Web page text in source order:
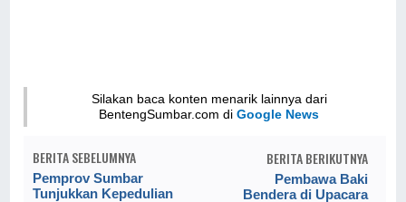
Silakan baca konten menarik lainnya dari
BentengSumbar.com diGoogle News
BERITA SEBELUMNYA
Pemprov Sumbar
Tunjukkan Kepedulian
BERITA BERIKUTNYA
Pembawa Baki
Bendera di Upacara